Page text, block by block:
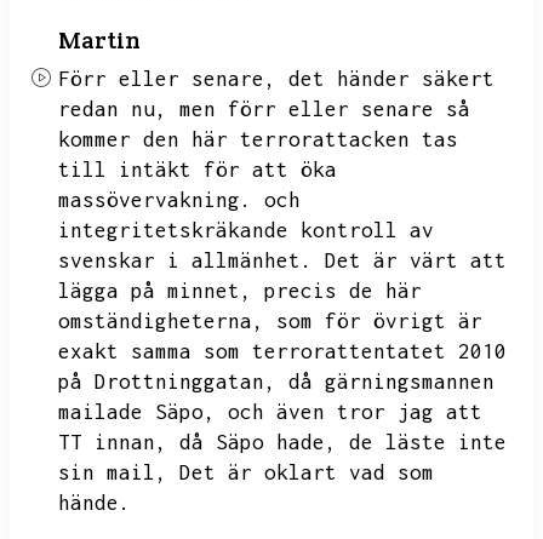
Martin
Förr eller senare,
det händer säkert
redan nu,
men förr eller senare så
kommer den här terrorattacken tas
till intäkt för att öka
massövervakning.
och
integritetskräkande kontroll av
svenskar i allmänhet.
Det är värt att
lägga på minnet,
precis de här
omständigheterna,
som för övrigt är
exakt samma som terrorattentatet 2010
på Drottninggatan,
då gärningsmannen
mailade Säpo,
och även tror jag att
TT innan,
då Säpo hade,
de läste inte
sin mail,
Det är oklart vad som
hände.